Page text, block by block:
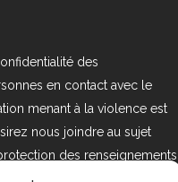
des
en contact avec le
menant à la violence est
nous joindre au sujet
des renseignements
communiquer avec